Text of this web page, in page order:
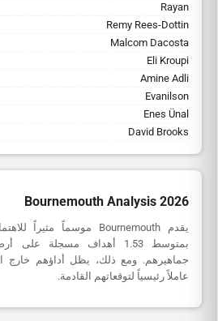
Rayan
Remy Rees-Dottin
Malcom Dacosta
Eli Kroupi
Amine Adli
Evanilson
Enes Ünal
David Brooks
Bournemouth Analysis 2026
بمتوسط 1.53 أهداف مسجلة
عاملاً رئيسياً لتوقعاتهم القادمة.